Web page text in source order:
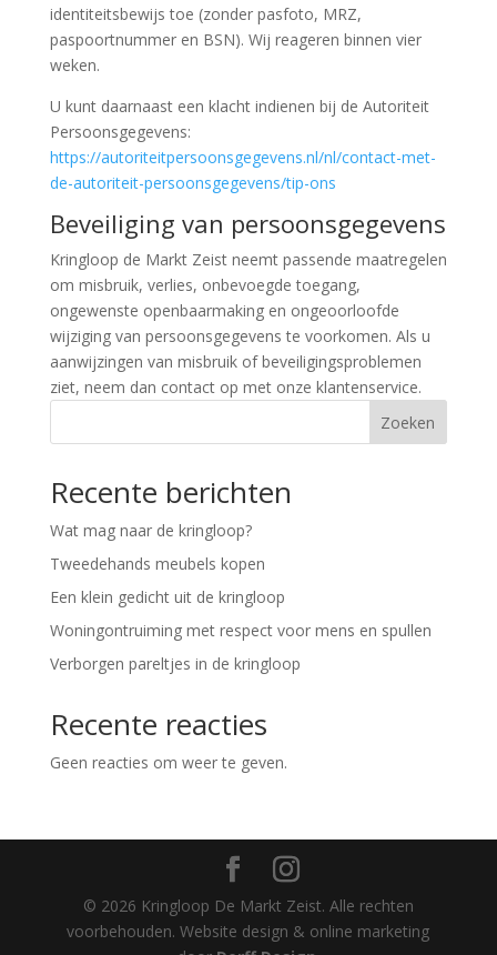
identiteitsbewijs toe (zonder pasfoto, MRZ,
paspoortnummer en BSN). Wij reageren binnen vier
weken.
U kunt daarnaast een klacht indienen bij de Autoriteit
Persoonsgegevens:
https://autoriteitpersoonsgegevens.nl/nl/contact-met-
de-autoriteit-persoonsgegevens/tip-ons
Beveiliging van persoonsgegevens
Kringloop de Markt Zeist neemt passende maatregelen
om misbruik, verlies, onbevoegde toegang,
ongewenste openbaarmaking en ongeoorloofde
wijziging van persoonsgegevens te voorkomen. Als u
aanwijzingen van misbruik of beveiligingsproblemen
ziet, neem dan contact op met onze klantenservice.
Zoeken
Recente berichten
Wat mag naar de kringloop?
Tweedehands meubels kopen
Een klein gedicht uit de kringloop
Woningontruiming met respect voor mens en spullen
Verborgen pareltjes in de kringloop
Recente reacties
Geen reacties om weer te geven.
© 2026 Kringloop De Markt Zeist. Alle rechten
voorbehouden. Website design & online marketing